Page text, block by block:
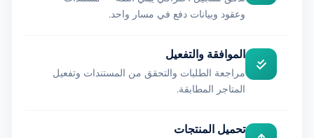
وعقود وبيانات دفع في مسار واحد.
الموافقة والتفعيل
مراجعة الطلبات والتحقق من المستندات وتفعيل
المتاجر المطابقة.
تحميل المنتجات